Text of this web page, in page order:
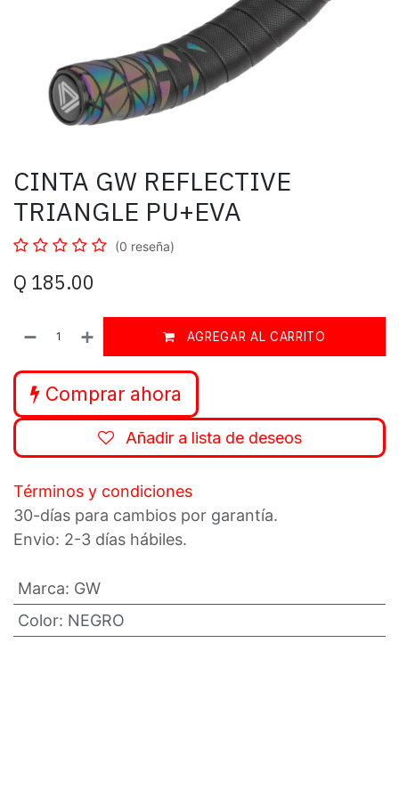
CINTA GW REFLECTIVE
TRIANGLE PU+EVA
(0 reseña)
Q 185.00
AGREGAR AL CARRITO
Comprar ahora
Añadir a lista de deseos
Términos y condiciones
30-días para cambios por garantía.
Envio: 2-3 días hábiles.
Marca: GW
Color: NEGRO